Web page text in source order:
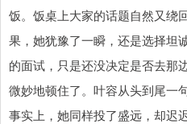
饭。饭桌上大家的话题自然又绕
果，她犹豫了一瞬，还是选择
的面试，只是还没决定是否去那
微妙地顿住了。叶容从头到尾一
事实上，她同样投了盛远，却迟